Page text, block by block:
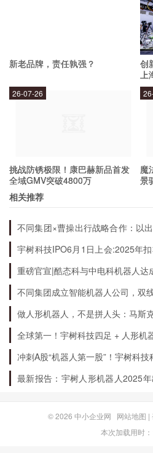
FPGA芯片性能稳定，可靠性
Lattice：Lattice是全球领先
FPGA芯片具有低功耗、高性
消费电子、汽车电子、通信等
如何保障选用可靠的
选择知名度高、信誉度好的
靠的芯片。
求。
对选用的FPGA芯片进行长时
用过程中的正常运行和及时维修
新老品牌，责任孰强？
创
上
麦
挑战防锈极限！康巴赫新品首发
全域GMV突破4800万
26-07-26
魔
景
相关推荐
不同集团×曹操出行战略合作：以
态升级
宇树科技IPO6月1日上会:2025年
出货量全球第一
重磅官宣|酷态科与中电科机器人达
不同集团成立智能机器人公司，双
做人形机器人，不是拼人头：马斯
全球第一！宇树科技四足 + 人形机
冲刺A股“机器人第一股”！宇树科
亿元
最新报告：宇树人形机器人2025
© 2026 中小企业网 网站地图 |
本次加载用时